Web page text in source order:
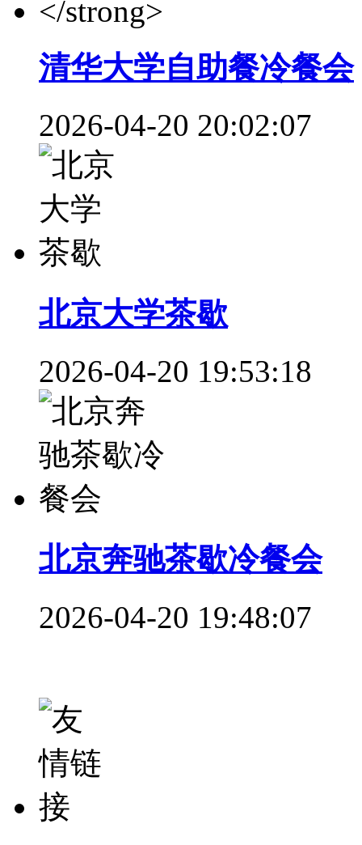
清华大学自助餐冷餐会
2026-04-20 20:02:07
北京大学茶歇
2026-04-20 19:53:18
北京奔驰茶歇冷餐会
2026-04-20 19:48:07